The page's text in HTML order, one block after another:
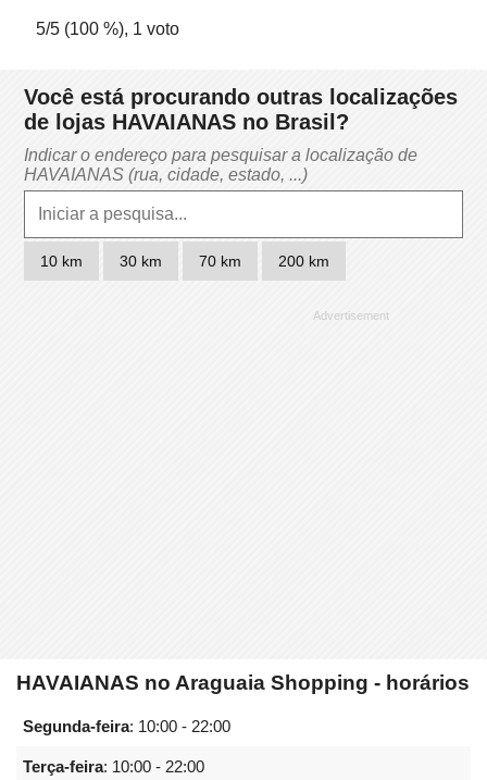
5/5 (100 %), 1 voto
Você está procurando outras localizações
de lojas HAVAIANAS no Brasil?
Indicar o endereço para pesquisar a localização de
HAVAIANAS (rua, cidade, estado, ...)
10 km 30 km 70 km 200 km
HAVAIANAS no Araguaia Shopping - horários
Segunda-feira: 10:00 - 22:00
Terça-feira: 10:00 - 22:00